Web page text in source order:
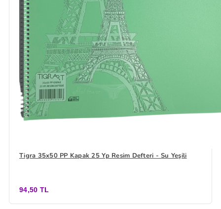
Tigra 35x50 PP Kapak 25 Yp Resim Defteri - Su Yeşili
94,50 TL